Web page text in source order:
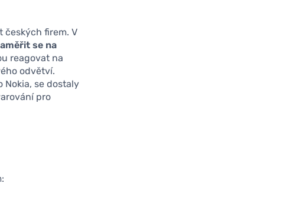
českých firem. V
se na
reagovat na
odvětví.
Nokia, se dostaly
pro